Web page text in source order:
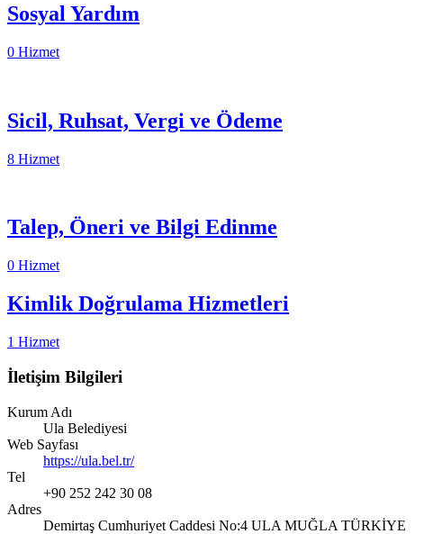
Sosyal Yardım
0 Hizmet
Sicil, Ruhsat, Vergi ve Ödeme
8 Hizmet
Talep, Öneri ve Bilgi Edinme
0 Hizmet
Kimlik Doğrulama Hizmetleri
1 Hizmet
İletişim Bilgileri
Kurum Adı
Ula Belediyesi
Web Sayfası
https://ula.bel.tr/
Tel
+90 252 242 30 08
Adres
Demirtaş Cumhuriyet Caddesi No:4 ULA MUĞLA TÜRKİYE